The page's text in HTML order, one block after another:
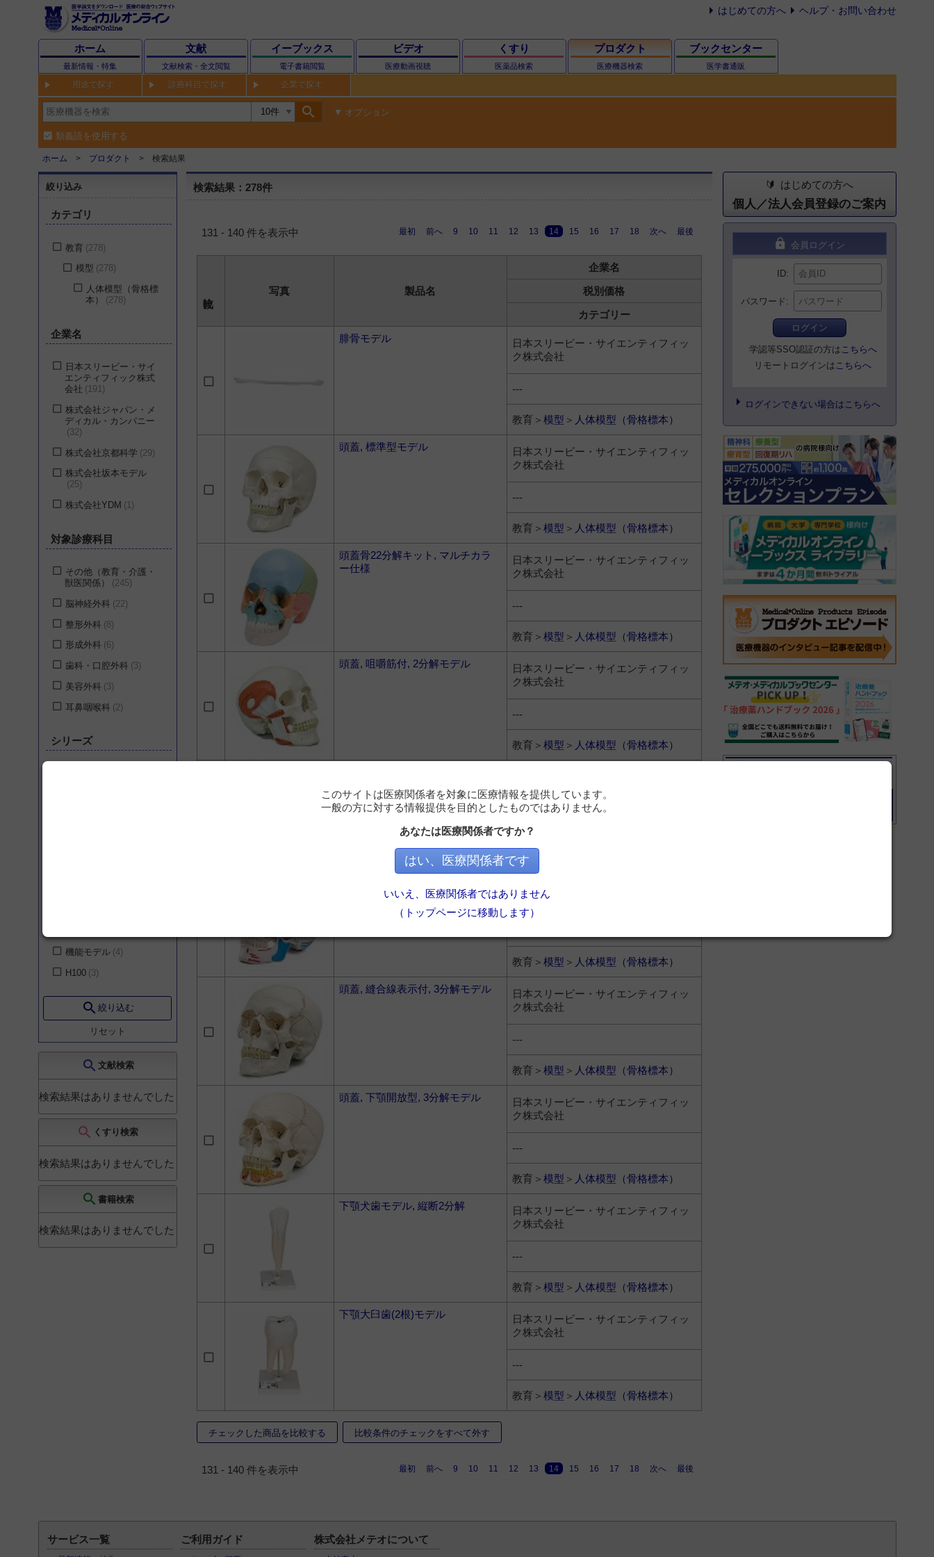
はじめての方へ ヘルプ・お問い合わせ
ホーム
最新情報・特集
文献
文献検索・全文閲覧
イーブックス
電子書籍閲覧
ビデオ
医療動画視聴
くすり
医薬品検索
プロダクト
医療機器検索
ブックセンター
医学書通販
用途で探す 診療科目で探す 企業で探す
search オプション
類義語を使用する
ホーム プロダクト 検索結果
絞り込み
カテゴリ
教育 278
模型 278
人体模型（骨格標
本）
278
企業名
日本スリービー・サイ
エンティフィック株式
会社 191
株式会社ジャパン・メ
ディカル・カンパニー
32
株式会社京都科学 29
株式会社坂本モデル
25
株式会社YDM 1
対象診療科目
その他（教育・介護・
獣医関係）
245
脳神経外科 22
整形外科 8
形成外科 6
歯科・口腔外科 3
美容外科 3
耳鼻咽喉科 2
シリーズ
機能モデル 4
H100 3
サム・骨格モデル 〜ス
スタン・標準型骨格モ
マックス・骨格モデル
女性骨盤, 内臓・骨盤底
2
手の骨モデル 2
手の骨モデル, 前腕骨付
環椎と軸椎モデル 2
脊柱可動型, 高精度モデ
ル 2
製模型 1
日本人男性骨格交連複
製模型 1
search 絞り込む
リセット
search 文献検索
検索結果はありませんでした
search くすり検索
検索結果はありませんでした
search 書籍検索
検索結果はありませんでした
検索結果：278件
131 - 140 件を表示中 最初 前へ 9 10 11 12 13 14 15 16 17 18 次へ 最後
写真 製品名
企業名
税別価格
カテゴリー
腓骨モデル
日本スリービー・サイエンティフィッ
ク株式会社
---
教育＞ 模型 ＞ 人体模型（骨格標本）
頭蓋, 標準型モデル
日本スリービー・サイエンティフィッ
ク株式会社
---
教育＞ 模型 ＞ 人体模型（骨格標本）
頭蓋骨22分解キット, マルチカラ
ー仕様
日本スリービー・サイエンティフィッ
ク株式会社
---
教育＞ 模型 ＞ 人体模型（骨格標本）
頭蓋, 咀嚼筋付, 2分解モデル
日本スリービー・サイエンティフィッ
ク株式会社
---
教育＞ 模型 ＞ 人体模型（骨格標本）
ク株式会社
教育＞
ク株式会社
教育＞ 模型 ＞ 人体模型（骨格標本）
頭蓋, 縫合線表示付, 3分解モデル
日本スリービー・サイエンティフィッ
ク株式会社
---
教育＞ 模型 ＞ 人体模型（骨格標本）
頭蓋, 下顎開放型, 3分解モデル
日本スリービー・サイエンティフィッ
ク株式会社
---
教育＞ 模型 ＞ 人体模型（骨格標本）
下顎犬歯モデル, 縦断2分解
日本スリービー・サイエンティフィッ
ク株式会社
---
教育＞ 模型 ＞ 人体模型（骨格標本）
下顎大臼歯(2根)モデル
日本スリービー・サイエンティフィッ
ク株式会社
---
教育＞ 模型 ＞ 人体模型（骨格標本）
チェックした商品を比較する 比較条件のチェックをすべて外す
131 - 140 件を表示中 最初 前へ 9 10 11 12 13 14 15 16 17 18 次へ 最後
はじめての方へ
個人／法人会員登録のご案内
lock 会員ログイン
ID
パスワード
ログイン
学認等SSO認証の方は こちらへ
リモートログインは こちらへ
ログインできない場合はこちらへ
サービス一覧 ご利用ガイド 株式会社メテオについて
このサイトは医療関係者を対象に医療情報を提供しています。
一般の方に対する情報提供を目的としたものではありません。
あなたは医療関係者ですか？
はい、医療関係者です
いいえ、医療関係者ではありません
（トップページに移動します）